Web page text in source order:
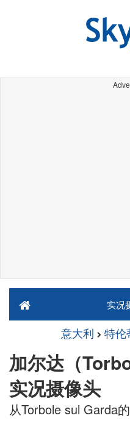
实况
意大利 特伦
加尔达（
实况摄像头
从Torbole sul Garda